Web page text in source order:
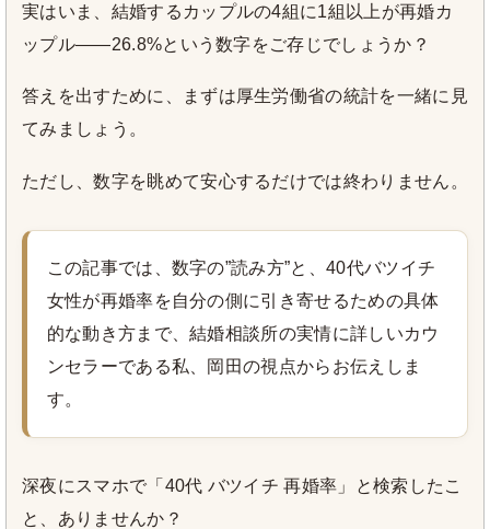
実はいま、結婚するカップルの4組に1組以上が再婚カ
ップル——26.8%という数字をご存じでしょうか？
答えを出すために、まずは厚生労働省の統計を一緒に見
てみましょう。
ただし、数字を眺めて安心するだけでは終わりません。
この記事では、数字の”読み方”と、40代バツイチ
女性が再婚率を自分の側に引き寄せるための具体
的な動き方まで、結婚相談所の実情に詳しいカウ
ンセラーである私、岡田の視点からお伝えしま
す。
深夜にスマホで「40代 バツイチ 再婚率」と検索したこ
と、ありませんか？